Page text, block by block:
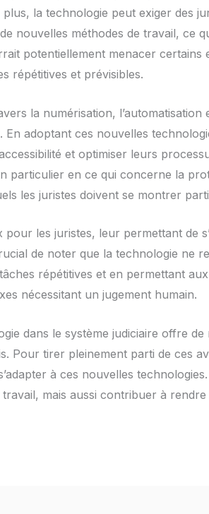
la technologie peut exiger des
nouvelles méthodes de travail, ce
potentiellement menacer certains
répétitives et prévisibles.
la numérisation, l’automatisation
adoptant ces nouvelles
et optimiser leurs
particulier en ce qui concerne la
les juristes doivent se montrer
pour les juristes, leur permettant de
de noter que la technologie ne
répétitives et en permettant
nécessitant un jugement humain.
dans le système judiciaire offre
Pour tirer pleinement parti de ces
à ces nouvelles
mais aussi contribuer à rendre